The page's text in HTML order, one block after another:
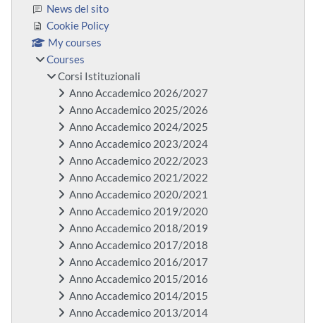
News del sito
Cookie Policy
My courses
Courses
Corsi Istituzionali
Anno Accademico 2026/2027
Anno Accademico 2025/2026
Anno Accademico 2024/2025
Anno Accademico 2023/2024
Anno Accademico 2022/2023
Anno Accademico 2021/2022
Anno Accademico 2020/2021
Anno Accademico 2019/2020
Anno Accademico 2018/2019
Anno Accademico 2017/2018
Anno Accademico 2016/2017
Anno Accademico 2015/2016
Anno Accademico 2014/2015
Anno Accademico 2013/2014